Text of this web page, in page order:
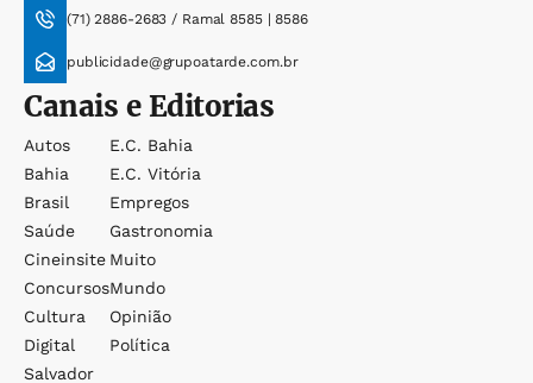
(71) 2886-2683 / Ramal 8585 | 8586
publicidade@grupoatarde.com.br
Canais e Editorias
Autos
Bahia
Brasil
Saúde
Cineinsite
Concursos
Cultura
Digital
Salvador
E.c. Bahia
E.c. Vitória
Empregos
Gastronomia
Muito
Mundo
Opinião
Política